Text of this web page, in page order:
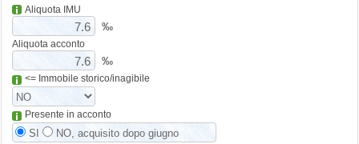
Aliquota IMU
‰
Aliquota acconto
‰
<= Immobile storico/inagibile
Presente in acconto
SI NO, acquisito dopo giugno